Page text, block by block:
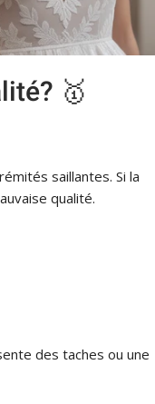
🥇
saillantes. Si la
qualité.
des taches ou une